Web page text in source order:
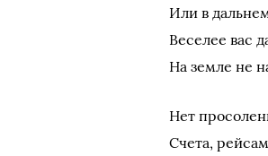
Или в
Веселее вас
На земле не
Нет
Счета,